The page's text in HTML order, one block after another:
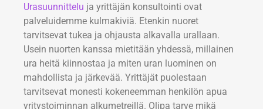
Urasuunnittelu ja yrittäjän konsultointi ovat
palveluidemme kulmakiviä. Etenkin nuoret
tarvitsevat tukea ja ohjausta alkavalla urallaan.
Usein nuorten kanssa mietitään yhdessä, millainen
ura heitä kiinnostaa ja miten uran luominen on
mahdollista ja järkevää. Yrittäjät puolestaan
tarvitsevat monesti kokeneemman henkilön apua
yritystoiminnan alkumetreillä. Olipa tarve mikä